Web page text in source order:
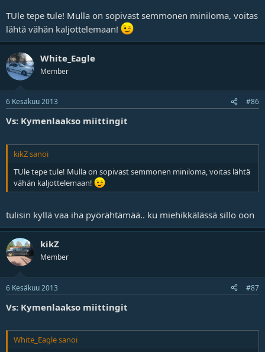
TUle tepe tule! Mulla on sopivast semmonen miniloma, voitas
lähtä vähän kaljottelemaan!
White_Eagle
Member
6 Kesäkuu 2013 #86
Vs: Kymenlaakso miittingit
kikZ sanoi
TUle tepe tule! Mulla on sopivast semmonen miniloma, voitas lähtä
vähän kaljottelemaan!
tulisin kyllä vaa iha pyörähtämää.. ku miehikkälässä sillo oon
kikZ
Member
6 Kesäkuu 2013 #87
Vs: Kymenlaakso miittingit
White_Eagle sanoi